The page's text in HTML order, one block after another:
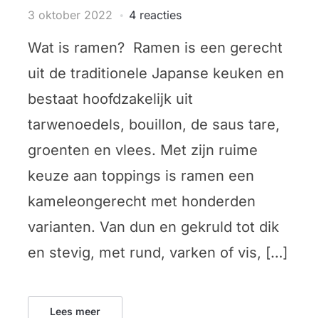
3 oktober 2022 4 reacties
Wat is ramen? Ramen is een gerecht
uit de traditionele Japanse keuken en
bestaat hoofdzakelijk uit
tarwenoedels, bouillon, de saus tare,
groenten en vlees. Met zijn ruime
keuze aan toppings is ramen een
kameleongerecht met honderden
varianten. Van dun en gekruld tot dik
en stevig, met rund, varken of vis, […]
Lees meer